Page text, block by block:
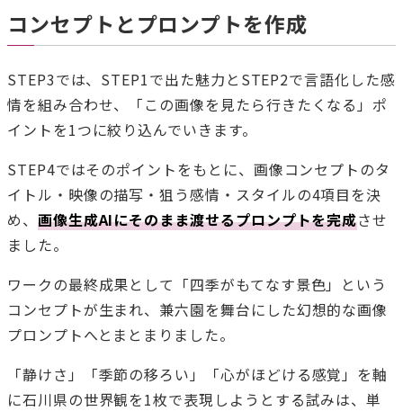
コンセプトとプロンプトを作成
STEP3では、STEP1で出た魅力とSTEP2で言語化した感
情を組み合わせ、「この画像を見たら行きたくなる」ポ
イントを1つに絞り込んでいきます。
STEP4ではそのポイントをもとに、画像コンセプトのタ
イトル・映像の描写・狙う感情・スタイルの4項目を決
め、 画像生成AIにそのまま渡せるプロンプトを完成させ
ました。
ワークの最終成果として「四季がもてなす景色」という
コンセプトが生まれ、兼六園を舞台にした幻想的な画像
プロンプトへとまとまりました。
「静けさ」「季節の移ろい」「心がほどける感覚」を軸
に石川県の世界観を1枚で表現しようとする試みは、単